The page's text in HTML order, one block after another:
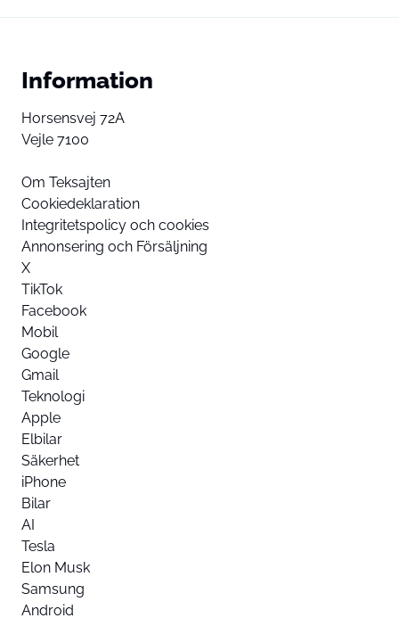
Information
Horsensvej 72A
Vejle 7100
Om Teksajten
Cookiedeklaration
Integritetspolicy och cookies
Annonsering och Försäljning
X
TikTok
Facebook
Mobil
Google
Gmail
Teknologi
Apple
Elbilar
Säkerhet
iPhone
Bilar
AI
Tesla
Elon Musk
Samsung
Android